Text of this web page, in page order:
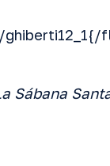
ghiberti12_1{/
Sábana